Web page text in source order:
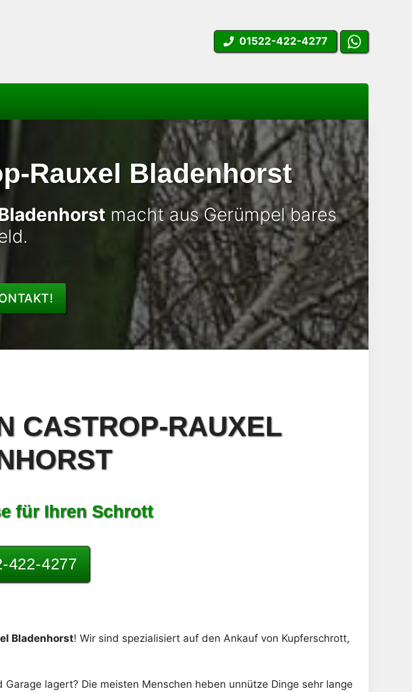
01522-422-4277
Rauxel Bladenhorst
macht aus Gerümpel bares
CASTROP-RAUXEL
für Ihren Schrott
422-4277
Bladenhorst! Wir sind spezialisiert auf den Ankauf von Kupferschrott,
lagert? Die meisten Menschen heben unnütze Dinge sehr lange